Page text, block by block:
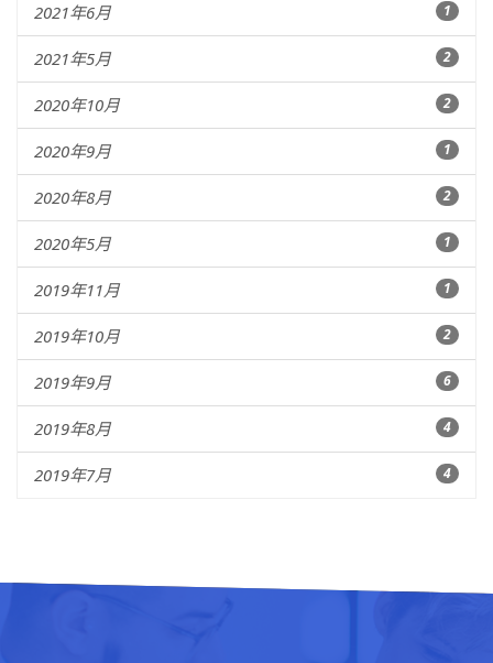
2021年6月 1
2021年5月 2
2020年10月 2
2020年9月 1
2020年8月 2
2020年5月 1
2019年11月 1
2019年10月 2
2019年9月 6
2019年8月 4
2019年7月 4